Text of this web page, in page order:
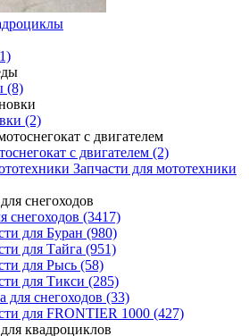
(8)
(2)
с двигателем (2)
Запчасти для мототехники
снегоходов (3417)
для Буран (980)
для Тайга (951)
для Рысь (58)
для Тикси (285)
для снегоходов (33)
для FRONTIER 1000 (427)